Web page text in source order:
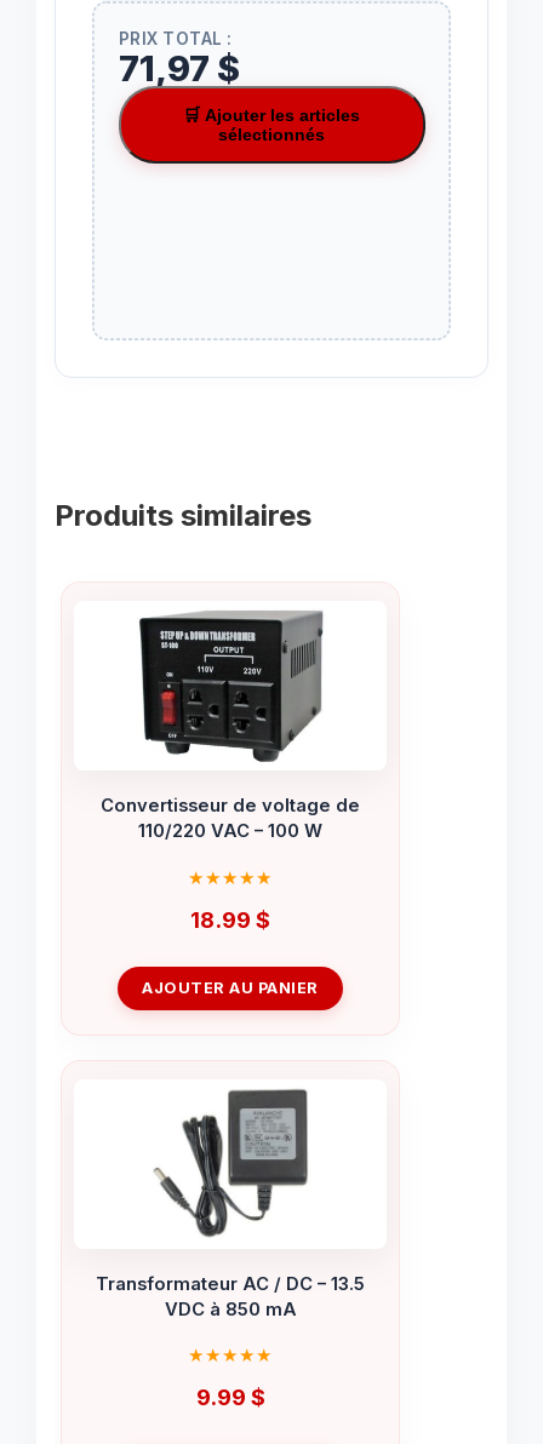
PRIX TOTAL :
71,97 $
🛒 Ajouter les articles
sélectionnés
Produits similaires
Convertisseur de voltage de
110/220 VAC – 100 W
18.99 $
AJOUTER AU PANIER
Transformateur AC / DC – 13.5
VDC à 850 mA
9.99 $